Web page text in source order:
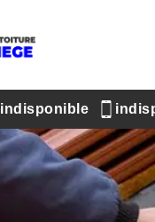
indisponible